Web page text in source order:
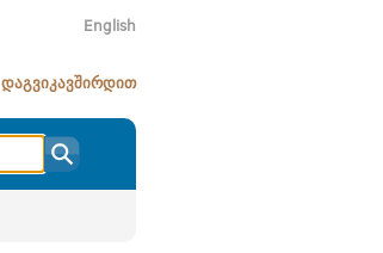
English
დაგვიკავშირდით